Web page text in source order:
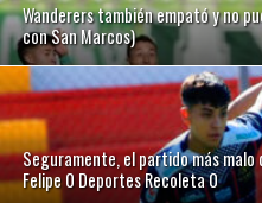
Wanderers también empató y no
con San Marcos)
Seguramente, el partido más
Felipe 0 Deportes Recoleta 0